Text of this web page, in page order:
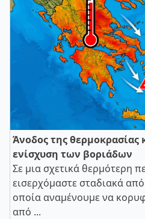
Άνοδος της θερμοκρασίας
ενίσχυση των βοριάδων
Σε μια σχετικά θερμότερη
εισερχόμαστε σταδιακά
οποία αναμένουμε να
από ...